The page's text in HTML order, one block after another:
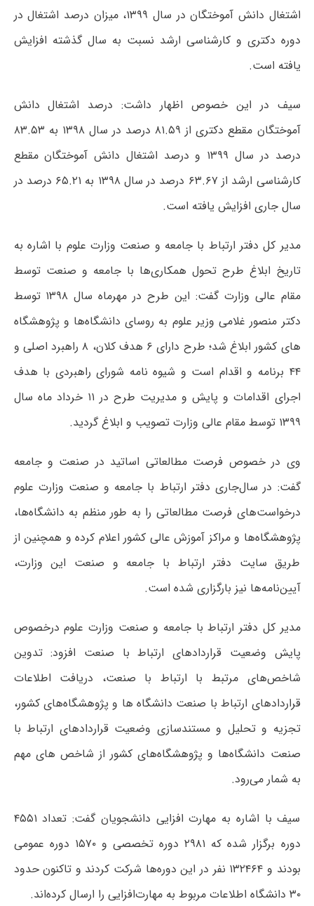
اشتغال دانش آموختگان در سال ۱۳۹۹، میزان درصد اشتغال در
دوره دکتری و کارشناسی ارشد نسبت به سال گذشته افزایش
یافته است.
سیف در این خصوص اظهار داشت: درصد اشتغال دانش
آموختگان مقطع دکتری از ۸۱.۵۹ درصد در سال ۱۳۹۸ به ۸۳.۵۳
درصد در سال ۱۳۹۹ و درصد اشتغال دانش آموختگان مقطع
کارشناسی ارشد از ۶۳.۶۷ درصد در سال ۱۳۹۸ به ۶۵.۲۱ درصد در
سال جاری افزایش یافته است.
مدیر کل دفتر ارتباط با جامعه و صنعت وزارت علوم با اشاره به
تاریخ ابلاغ طرح تحول همکاری‌ها با جامعه و صنعت توسط
مقام عالی وزارت گفت: این طرح در مهرماه سال ۱۳۹۸ توسط
دکتر منصور غلامی وزیر علوم به روسای دانشگاه‌ها و پژوهشگاه
های کشور ابلاغ شد؛ طرح دارای ۶ هدف کلان، ۸ راهبرد اصلی و
۴۴ برنامه و اقدام است و شیوه نامه شورای راهبردی با هدف
اجرای اقدامات و پایش و مدیریت طرح در ۱۱ خرداد ماه سال
۱۳۹۹ توسط مقام عالی وزارت تصویب و ابلاغ گردید.
وی در خصوص فرصت مطالعاتی اساتید در صنعت و جامعه
گفت: در سال‌جاری دفتر ارتباط با جامعه و صنعت وزارت علوم
درخواست‌های فرصت مطالعاتی را به طور منظم به دانشگاه‌ها،
پژوهشگاه‌ها و مراکز آموزش عالی کشور اعلام کرده و همچنین از
طریق سایت دفتر ارتباط با جامعه و صنعت این وزارت،
آیین‌نامه‌ها نیز بارگزاری شده است.
مدیر کل دفتر ارتباط با جامعه و صنعت وزارت علوم درخصوص
پایش وضعیت قراردادهای ارتباط با صنعت افزود: تدوین
شاخص‌های مرتبط با ارتباط با صنعت، دریافت اطلاعات
قراردادهای ارتباط با صنعت دانشگاه ها و پژوهشگاه‌های کشور،
تجزیه و تحلیل و مستندسازی وضعیت قراردادهای ارتباط با
صنعت دانشگاه‌ها و پژوهشگاه‌های کشور از شاخص های مهم
به شمار می‌رود.
سیف با اشاره به مهارت افزایی دانشجویان گفت: تعداد ۴۵۵۱
دوره برگزار شده که ۲۹۸۱ دوره تخصصی و ۱۵۷۰ دوره عمومی
بودند و ۱۳۲۴۶۴ نفر در این دوره‌ها شرکت کردند و تاکنون حدود
۳۰ دانشگاه اطلاعات مربوط به مهارت‌افزایی را ارسال کرده‌اند.